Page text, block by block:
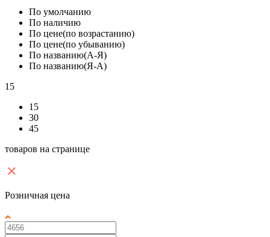
По умолчанию
По наличию
По цене(по возрастанию)
По цене(по убыванию)
По названию(А-Я)
По названию(Я-А)
15
15
30
45
товаров на странице
Розничная цена